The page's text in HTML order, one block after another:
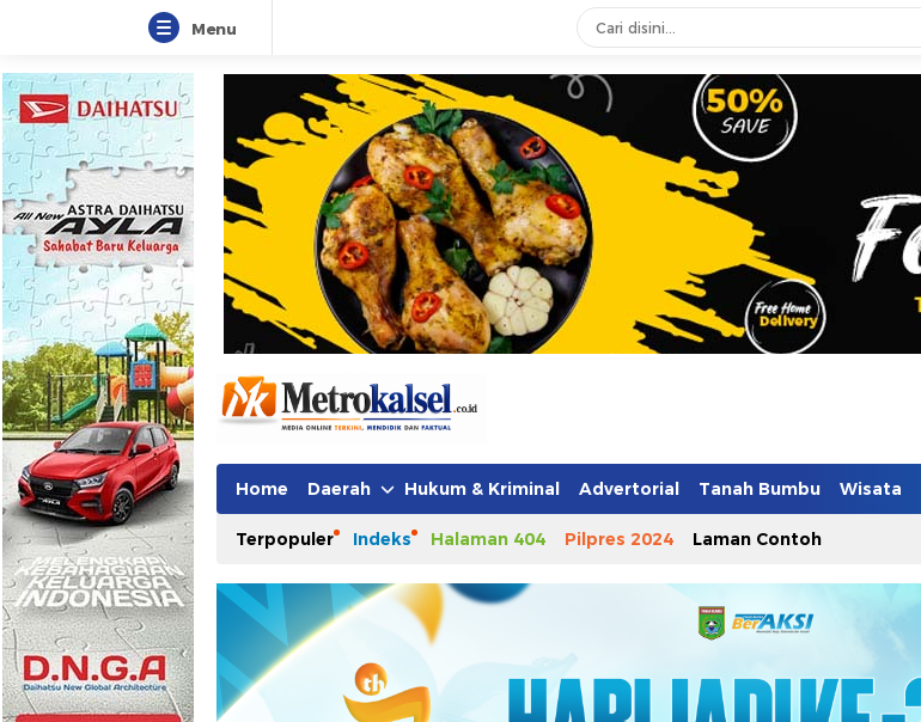
Menu
Metro Kalsel
Media Online Terkini, Faktual dan Mendidik
Home Daerah Hukum & Kriminal Advertorial Tanah Bumbu Wisata
Terpopuler Indeks Halaman 404 Pilpres 2024 Laman Contoh